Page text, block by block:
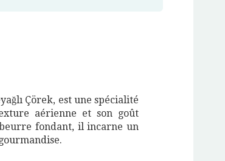
Çörek, est une spécialité
aérienne et son goût
fondant, il incarne un